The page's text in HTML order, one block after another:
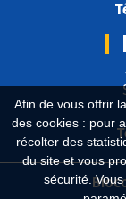
Afin de vous offrir
des cookies : pour
récolter des
du site et vous
sécurité.